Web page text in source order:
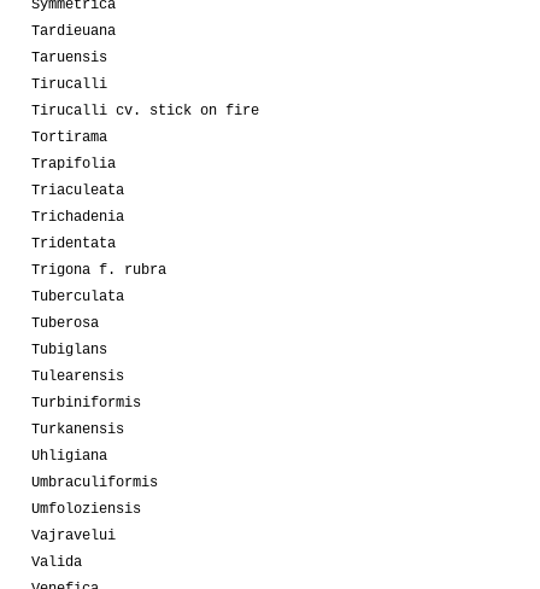
Symmetrica
Tardieuana
Taruensis
Tirucalli
Tirucalli cv. stick on fire
Tortirama
Trapifolia
Triaculeata
Trichadenia
Tridentata
Trigona f. rubra
Tuberculata
Tuberosa
Tubiglans
Tulearensis
Turbiniformis
Turkanensis
Uhligiana
Umbraculiformis
Umfoloziensis
Vajravelui
Valida